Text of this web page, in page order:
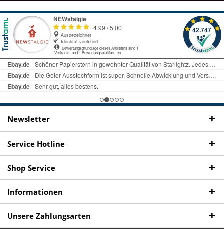
ab € 69 Bestellwert seit 98 Jahren Fachgeschäft + telefonisch erreichbar
09497 1511
Newsletter
Service Hotline
Shop Service
Informationen
Unsere Zahlungsarten